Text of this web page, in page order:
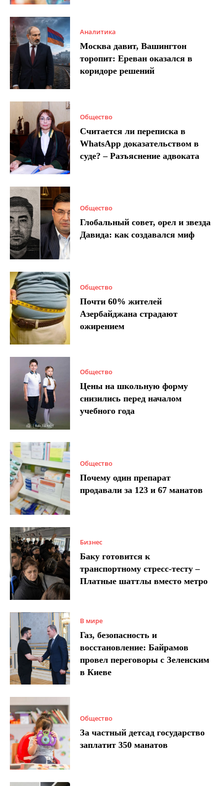
Аналитика
Москва давит, Вашингтон
торопит: Ереван оказался в
коридоре решений
Общество
Считается ли переписка в
WhatsApp доказательством в
суде? – Разъяснение адвоката
Общество
Глобальный совет, орел и звезда
Давида: как создавался миф
Общество
Почти 60% жителей
Азербайджана страдают
ожирением
Общество
Цены на школьную форму
снизились перед началом
учебного года
Общество
Почему один препарат
продавали за 123 и 67 манатов
Бизнес
Баку готовится к
транспортному стресс-тесту –
Платные шаттлы вместо метро
В мире
Газ, безопасность и
восстановление: Байрамов
провел переговоры с Зеленским
в Киеве
Общество
За частный детсад государство
заплатит 350 манатов